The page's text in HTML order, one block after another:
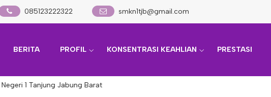
085123222322 smkn1tjb@gmail.com
BERITA PROFIL KONSENTRASI KEAHLIAN PRESTASI
1 Tanjung Jabung Barat